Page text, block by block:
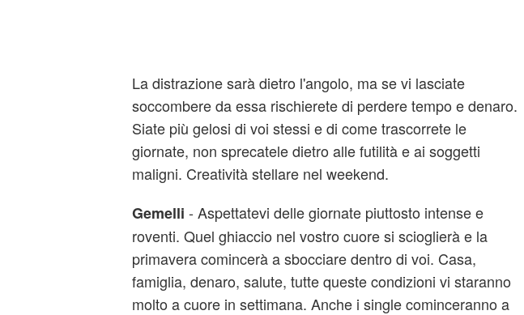
La distrazione sarà dietro l'angolo, ma se vi lasciate
soccombere da essa rischierete di perdere tempo e denaro.
Siate più gelosi di voi stessi e di come trascorrete le
giornate, non sprecatele dietro alle futilità e ai soggetti
maligni. Creatività stellare nel weekend.
Gemelli - Aspettatevi delle giornate piuttosto intense e
roventi. Quel ghiaccio nel vostro cuore si scioglierà e la
primavera comincerà a sbocciare dentro di voi. Casa,
famiglia, denaro, salute, tutte queste condizioni vi staranno
molto a cuore in settimana. Anche i single cominceranno a